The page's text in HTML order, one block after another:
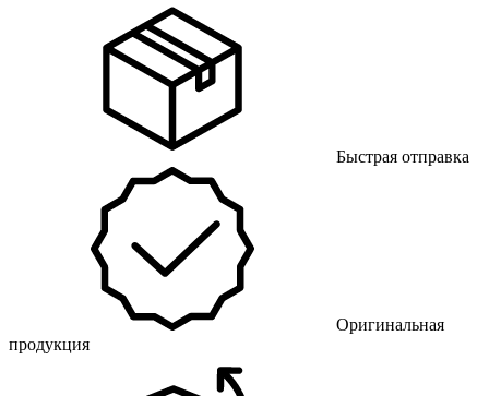
Быстрая отправка
Оригинальная
продукция